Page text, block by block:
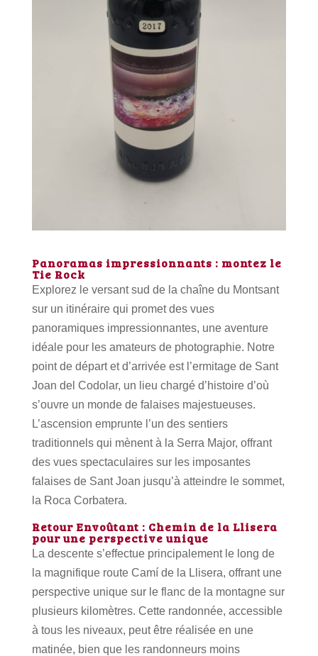
Panoramas impressionnants : montez le
Tie Rock
Explorez le versant sud de la chaîne du Montsant
sur un itinéraire qui promet des vues
panoramiques impressionnantes, une aventure
idéale pour les amateurs de photographie. Notre
point de départ et d’arrivée est l’ermitage de Sant
Joan del Codolar, un lieu chargé d’histoire d’où
s’ouvre un monde de falaises majestueuses.
L’ascension emprunte l’un des sentiers
traditionnels qui mènent à la Serra Major, offrant
des vues spectaculaires sur les imposantes
falaises de Sant Joan jusqu’à atteindre le sommet,
la Roca Corbatera.
Retour Envoûtant : Chemin de la Llisera
pour une perspective unique
La descente s’effectue principalement le long de
la magnifique route Camí de la Llisera, offrant une
perspective unique sur le flanc de la montagne sur
plusieurs kilomètres. Cette randonnée, accessible
à tous les niveaux, peut être réalisée en une
matinée, bien que les randonneurs moins